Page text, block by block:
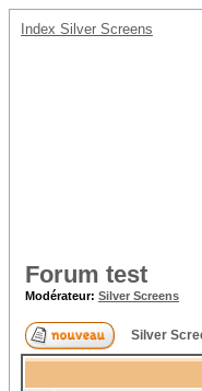
Index Silver Screens
Forum test
Modérateur: Silver Screens
Silver